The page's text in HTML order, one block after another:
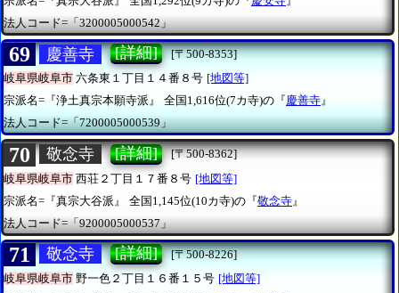
法人コード=「3200005000542」
69 慶善寺 [詳細]
[〒500-8353]
岐阜県岐阜市 六条東１丁目１４番８号 [地図等]
宗派名=『浄土真宗本願寺派』
全国1,616位(7カ寺)の『慶善寺』
法人コード=「7200005000539」
70 敬念寺 [詳細]
[〒500-8362]
岐阜県岐阜市 西荘２丁目１７番８号 [地図等]
宗派名=『真宗大谷派』
全国1,145位(10カ寺)の『敬念寺 』
法人コード=「9200005000537」
71 敬念寺 [詳細]
[〒500-8226]
岐阜県岐阜市 野一色２丁目１６番１５号 [地図等]